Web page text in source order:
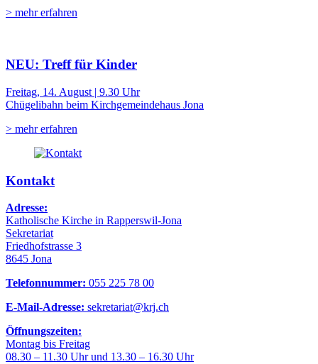
> mehr erfahren
NEU: Treff für Kinder
Freitag, 14. August | 9.30 Uhr
Chügelibahn beim Kirchgemeindehaus Jona
> mehr erfahren
Kontakt
Adresse:
Katholische Kirche in Rapperswil-Jona
Sekretariat
Friedhofstrasse 3
8645 Jona
Telefonnummer: 055 225 78 00
E-Mail-Adresse: sekretariat@krj.ch
Öffnungszeiten:
Montag bis Freitag
08.30 – 11.30 Uhr und 13.30 – 16.30 Uhr